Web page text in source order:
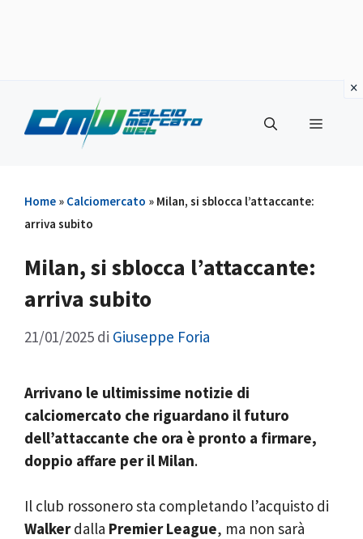
contenuto
Menu
Home » Calciomercato » Milan, si sblocca l’attaccante:
arriva subito
Milan, si sblocca l’attaccante:
arriva subito
21/01/2025 di Giuseppe Foria
Arrivano le ultimissime notizie di
calciomercato che riguardano il futuro
dell’attaccante che ora è pronto a firmare,
doppio affare per il Milan.
Il club rossonero sta completando l’acquisto di
Walkerdalla Premier League, ma non sarà